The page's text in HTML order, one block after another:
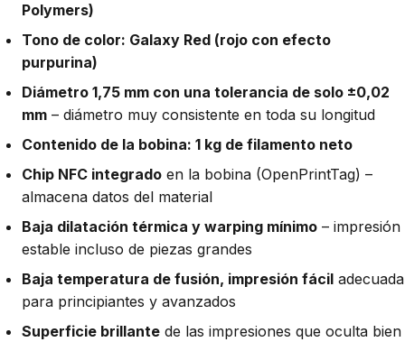
Polymers)
Tono de color: Galaxy Red (rojo con efecto
purpurina)
Diámetro 1,75 mm con una tolerancia de solo ±0,02
mm – diámetro muy consistente en toda su longitud
Contenido de la bobina: 1 kg de filamento neto
Chip NFC integrado en la bobina (OpenPrintTag) –
almacena datos del material
Baja dilatación térmica y warping mínimo – impresión
estable incluso de piezas grandes
Baja temperatura de fusión, impresión fácil adecuada
para principiantes y avanzados
Superficie brillante de las impresiones que oculta bien